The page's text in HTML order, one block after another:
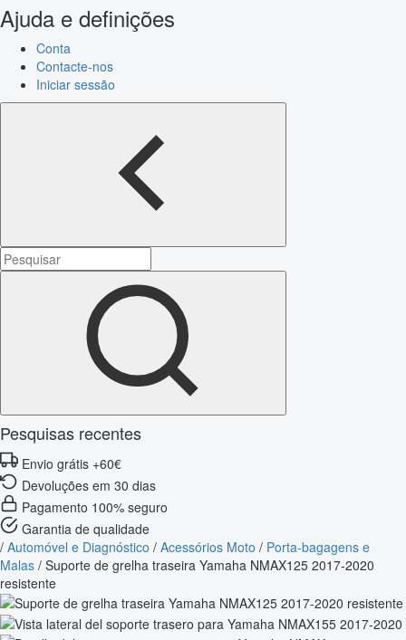
Ajuda e definições
Conta
Contacte-nos
Iniciar sessão
Pesquisas recentes
Envio grátis +60€
Devoluções em 30 dias
Pagamento 100% seguro
Garantia de qualidade
/ Automóvel e Diagnóstico / Acessórios Moto / Porta-bagagens e
Malas / Suporte de grelha traseira Yamaha NMAX125 2017-2020
resistente